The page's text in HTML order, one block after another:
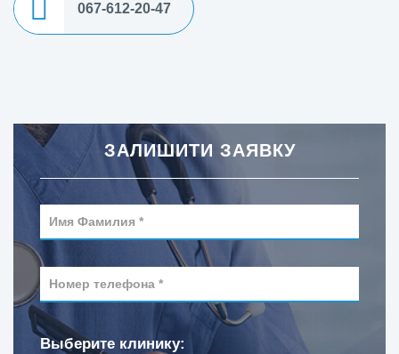
067-612-20-47
ЗАЛИШИТИ ЗАЯВКУ
Выберите клинику: